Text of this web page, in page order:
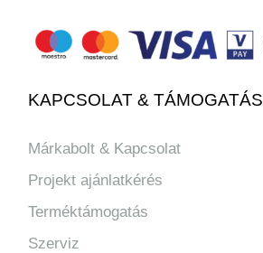
KAPCSOLAT & TÁMOGATÁS
Márkabolt & Kapcsolat
Projekt ajánlatkérés
Terméktámogatás
Szerviz